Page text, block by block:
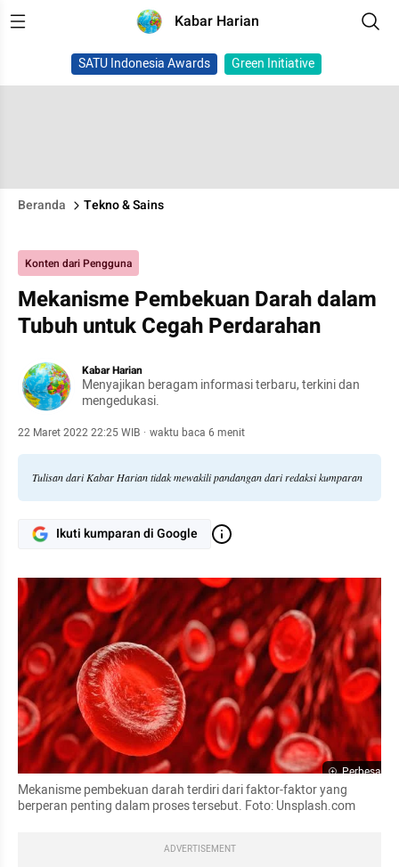
Kabar Harian
SATU Indonesia Awards Green Initiative
Beranda Tekno & Sains
Konten dari Pengguna
Mekanisme Pembekuan Darah dalam
Tubuh untuk Cegah Perdarahan
Kabar Harian
Menyajikan beragam informasi terbaru, terkini dan
mengedukasi.
22 Maret 2022 22:25 WIB · waktu baca 6 menit
Tulisan dari Kabar Harian tidak mewakili pandangan dari redaksi kumparan
Ikuti kumparan di Google
Perbesar
Mekanisme pembekuan darah terdiri dari faktor-faktor yang
berperan penting dalam proses tersebut. Foto: Unsplash.com
ADVERTISEMENT